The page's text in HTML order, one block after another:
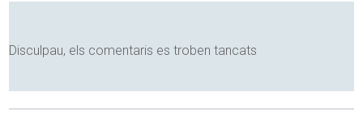
Disculpau, els comentaris es troben tancats